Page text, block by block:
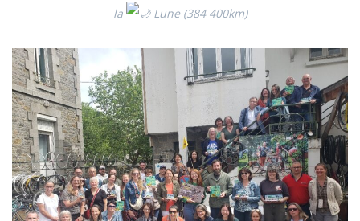
la
Lune (384 400km)